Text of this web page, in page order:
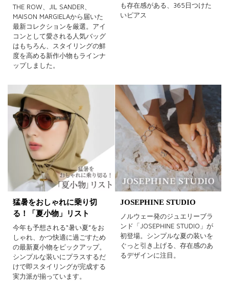
THE ROW、JIL SANDER、
MAISON MARGIELAから届いた
最新コレクションを厳選。アイ
コンとして愛される人気バッグ
はもちろん、スタイリングの鮮
度を高める新作小物もラインナ
ップしました。
も存在感がある、365日つけた
いピアス
猛暑をおしゃれに乗り切
る！「夏小物」リスト
今年も予想される“暑い夏”をお
しゃれ、かつ快適に過ごすため
の最新夏小物をピックアップ。
シンプルな装いにプラスするだ
けで即スタイリングが完成する
実力派が揃っています。
JOSEPHINE STUDIO
ノルウェー発のジュエリーブラ
ンド「JOSEPHINE STUDIO」が
初登場。シンプルな夏の装いを
ぐっと引き上げる、存在感のあ
るデザインに注目。